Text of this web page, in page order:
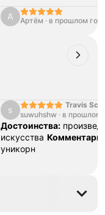
А Артём · в прошлом
s
Travis
Jack
suwuhshw · в прошлом
Достоинства:
искусства
уникорн